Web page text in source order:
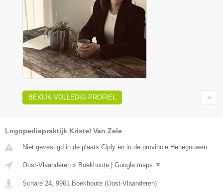
BEKIJK VOLLEDIG PROFIEL
Logopediepraktijk Kristel Van Zele
Niet gevestigd in de plaats Ciply en in de provincie Henegouwen.
Oost-Vlaanderen » Boekhoute Google maps ▼
Schare 24, 9961 Boekhoute (Oost-Vlaanderen)